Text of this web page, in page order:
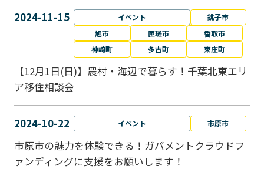
2024-11-15 イベント
銚子市
旭市
匝瑳市
香取市
神崎町
多古町 東庄町
【12月1日(日)】農村・海辺で暮らす！千葉北東エリ
ア移住相談会
2024-10-22 イベント 市原市
市原市の魅力を体験できる！ガバメントクラウドフ
ァンディングに支援をお願いします！